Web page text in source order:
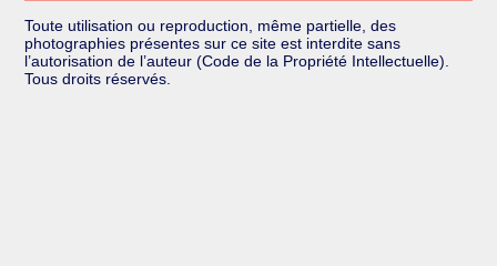
Toute utilisation ou reproduction, même partielle, des
photographies présentes sur ce site est interdite sans
l’autorisation de l’auteur (Code de la Propriété Intellectuelle).
Tous droits réservés.